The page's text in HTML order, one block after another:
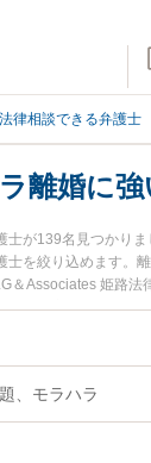
律相談できる弁護士
離婚に
士が139名見つかり
士を絞り込めます。
＆Associates 姫路
土日や夜間に発生し
ラ離婚を法律相談で
、モラハラ